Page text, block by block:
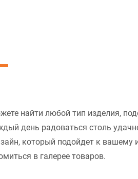
найти любой тип изделия,
день радоваться столь
который подойдет к вашему
в галерее товаров.